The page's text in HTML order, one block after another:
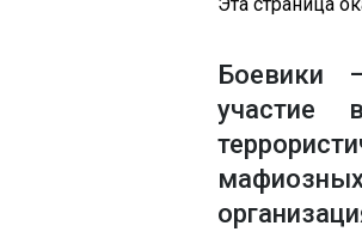
Боевики
участие